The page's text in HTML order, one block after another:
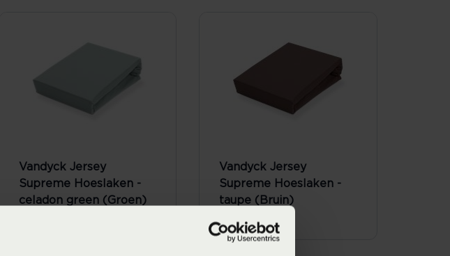
Vandyck Jersey
Supreme Hoeslaken -
celadon green (Groen)
Vandyck Jersey
Supreme Hoeslaken -
taupe (Bruin)